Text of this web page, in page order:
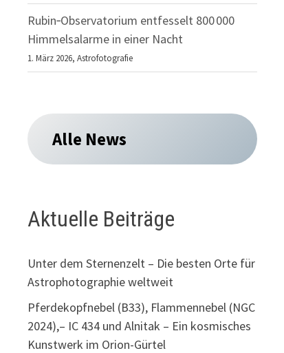
Rubin‑Observatorium entfesselt 800 000
Himmelsalarme in einer Nacht
1. März 2026,Astrofotografie
Alle News
Aktuelle Beiträge
Unter dem Sternenzelt – Die besten Orte für
Astrophotographie weltweit
Pferdekopfnebel (B33), Flammennebel (NGC
2024),– IC 434 und Alnitak – Ein kosmisches
Kunstwerk im Orion-Gürtel